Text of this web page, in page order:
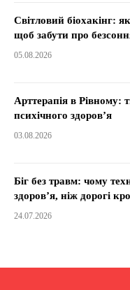
Світловий біохакінг:
щоб забути про
05.08.2026
Арттерапія в Рівному:
психічного здоров’я
03.08.2026
Біг без травм: чому
здоров’я, ніж дорогі
24.07.2026